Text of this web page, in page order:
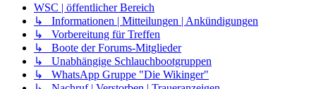
WSC | öffentlicher Bereich
↳ Informationen | Mitteilungen | Ankündigungen
↳ Vorbereitung für Treffen
↳ Boote der Forums-Mitglieder
↳ Unabhängige Schlauchbootgruppen
↳ WhatsApp Gruppe "Die Wikinger"